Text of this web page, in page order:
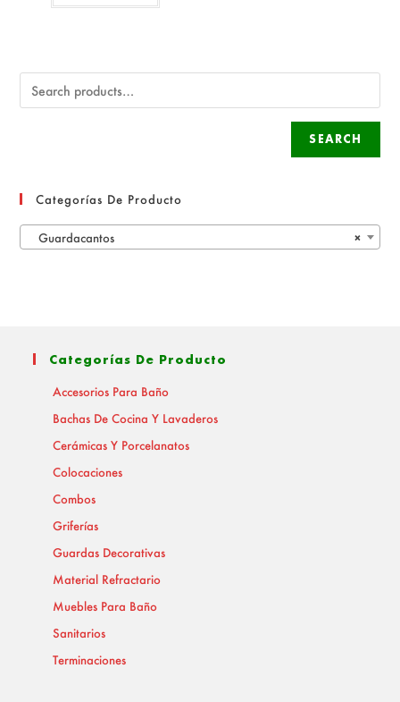
SEARCH
Categorías De Producto
×
Guardacantos
Categorías De Producto
Accesorios Para Baño
Bachas De Cocina Y Lavaderos
Cerámicas Y Porcelanatos
Colocaciones
Combos
Griferías
Guardas Decorativas
Material Refractario
Muebles Para Baño
Sanitarios
Terminaciones